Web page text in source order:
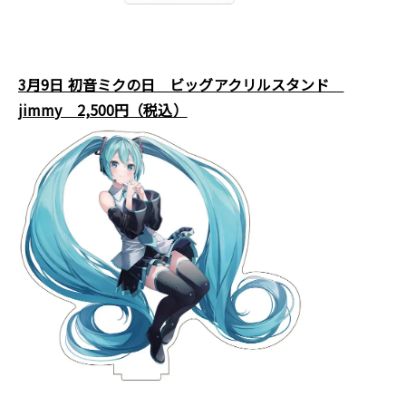
3月9日 初音ミクの日 ビッグアクリルスタンド
jimmy 2,500円（税込）